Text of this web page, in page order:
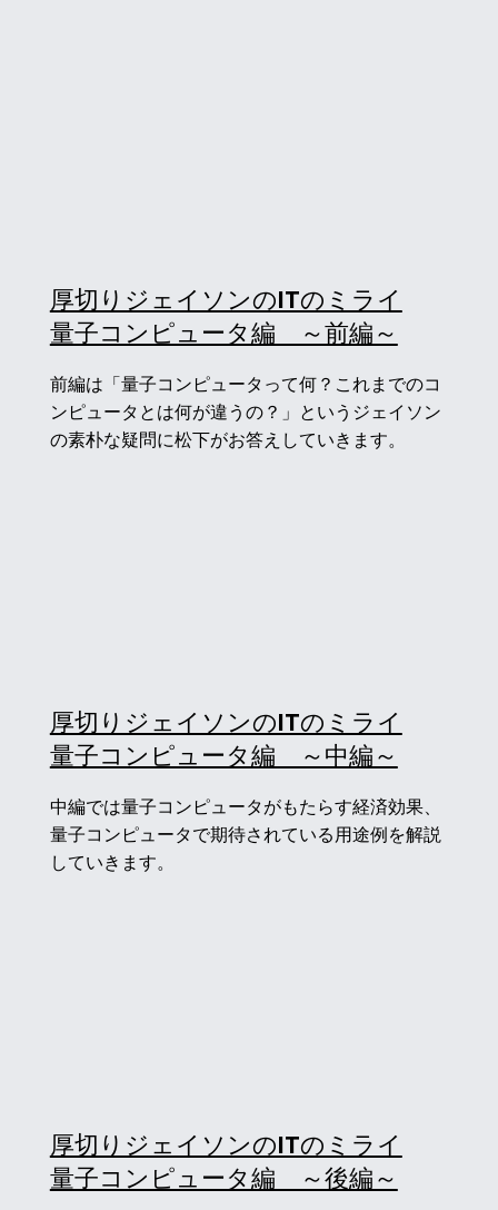
厚切りジェイソンのITのミライ
​量子コンピュータ編 ～前編～
前編は「量子コンピュータって何？これまでのコ
ンピュータとは何が違うの？」というジェイソン
の素朴な疑問に松下がお答えしていきます。
厚切りジェイソンのITのミライ
​量子コンピュータ編 ～中編～
中編では量子コンピュータがもたらす経済効果、
量子コンピュータで期待されている用途例を解説
していきます。
厚切りジェイソンのITのミライ
​量子コンピュータ編 ～後編～